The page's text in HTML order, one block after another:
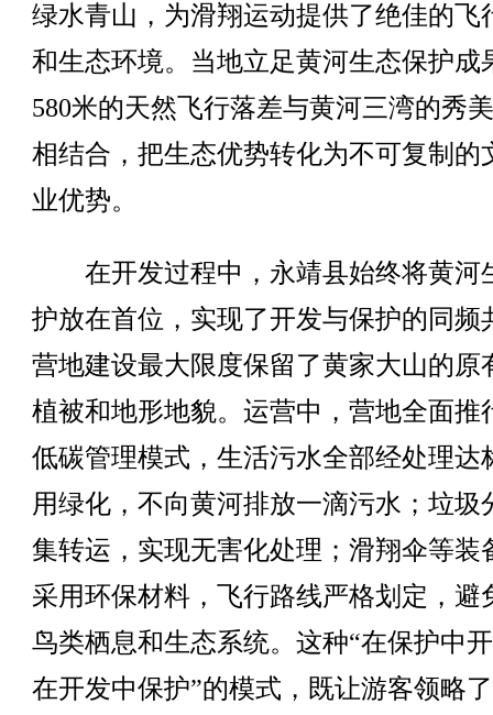
绿水青山，为滑翔运动提供了绝佳的飞
和生态环境。当地立足黄河生态保护成
580米的天然飞行落差与黄河三湾的秀
相结合，把生态优势转化为不可复制的
业优势。
在开发过程中，永靖县始终将黄河
护放在首位，实现了开发与保护的同频
营地建设最大限度保留了黄家大山的原
植被和地形地貌。运营中，营地全面推
低碳管理模式，生活污水全部经处理达
用绿化，不向黄河排放一滴污水；垃圾
集转运，实现无害化处理；滑翔伞等装
采用环保材料，飞行路线严格划定，避
鸟类栖息和生态系统。这种“在保护中
在开发中保护”的模式，既让游客领略